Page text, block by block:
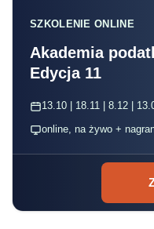
SZKOLENIE ONLINE
Akademia
Edycja 11
13.10 | 18.11 | 8.12 |
online, na żywo +